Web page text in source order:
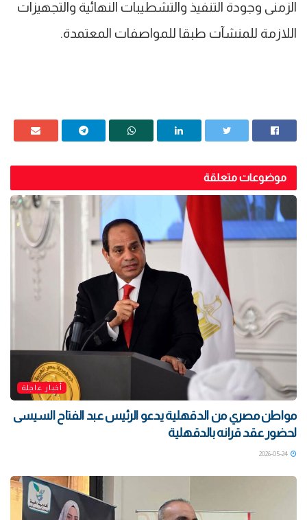
الزمنى وجودة التنفيذ والتشطيبات النهائية والتجهيزات
اللازمة للمنشآت طبقا للمواصفات المعتمدة.
موضوعات متعلقة
أخبار عاجلة
مواطن مصري من الدقهلية يدعو الرئيس عبد الفتاح السيسى
لحضور عقد قرانه بالدقهلية